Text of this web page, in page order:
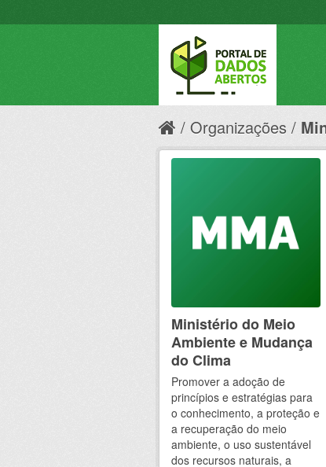
Organizações
Ministério do Meio
Ambiente e Mudança
do Clima
Promover a adoção de
princípios e estratégias para
o conhecimento, a proteção e
a recuperação do meio
ambiente, o uso sustentável
dos recursos naturais, a